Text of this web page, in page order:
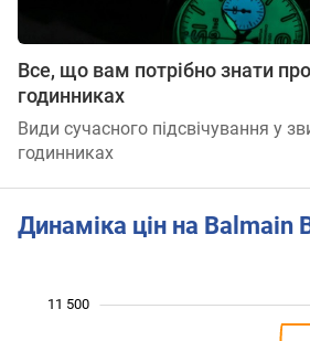
Все, що вам потрібно знати
годинниках
Види сучасного підсвічування у
годинниках
Динаміка цін на Balmain
11 500